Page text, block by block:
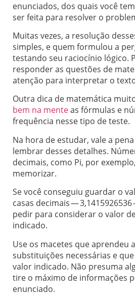
enunciados, dos quais você
ser feita para resolver o
Muitas vezes, a resolução
simples, e quem formulou a
testando seu raciocínio lógico.
responder as questões de
atenção para interpretar o
Outra dica de matemática
bem na menteas fórmulas e
frequência nesse tipo de teste.
Na hora de estudar, vale a
lembrar desses detalhes.
decimais, como Pi, por
memorizar.
Se você conseguiu guardar o
casas decimais —
pedir para considerar o valor
indicado.
Use os macetes que aprendeu
substituições necessárias e
valor indicado. Não presuma
tire o máximo de informações
enunciado.